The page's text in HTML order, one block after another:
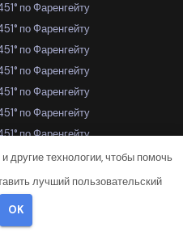
по Фаренгейту
по Фаренгейту
по Фаренгейту
по Фаренгейту
по Фаренгейту
по Фаренгейту
по Фаренгейту
по Фаренгейту
по Фаренгейту
по Фаренгейту
по Фаренгейту
другие технологии, чтобы помочь
лучший пользовательский
OK